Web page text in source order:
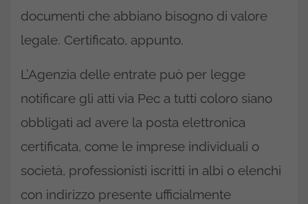
documenti che abbiano bisogno di valore
legale. Certificato, appunto.
L’Agenzia delle entrate può per legge
notificare gli atti via Pec a tutti coloro siano
obbligati ad avere la posta elettronica
certificata, come le imprese individuali o
società, professionisti iscritti in albi o elenchi
con indirizzo presente ufficialmente